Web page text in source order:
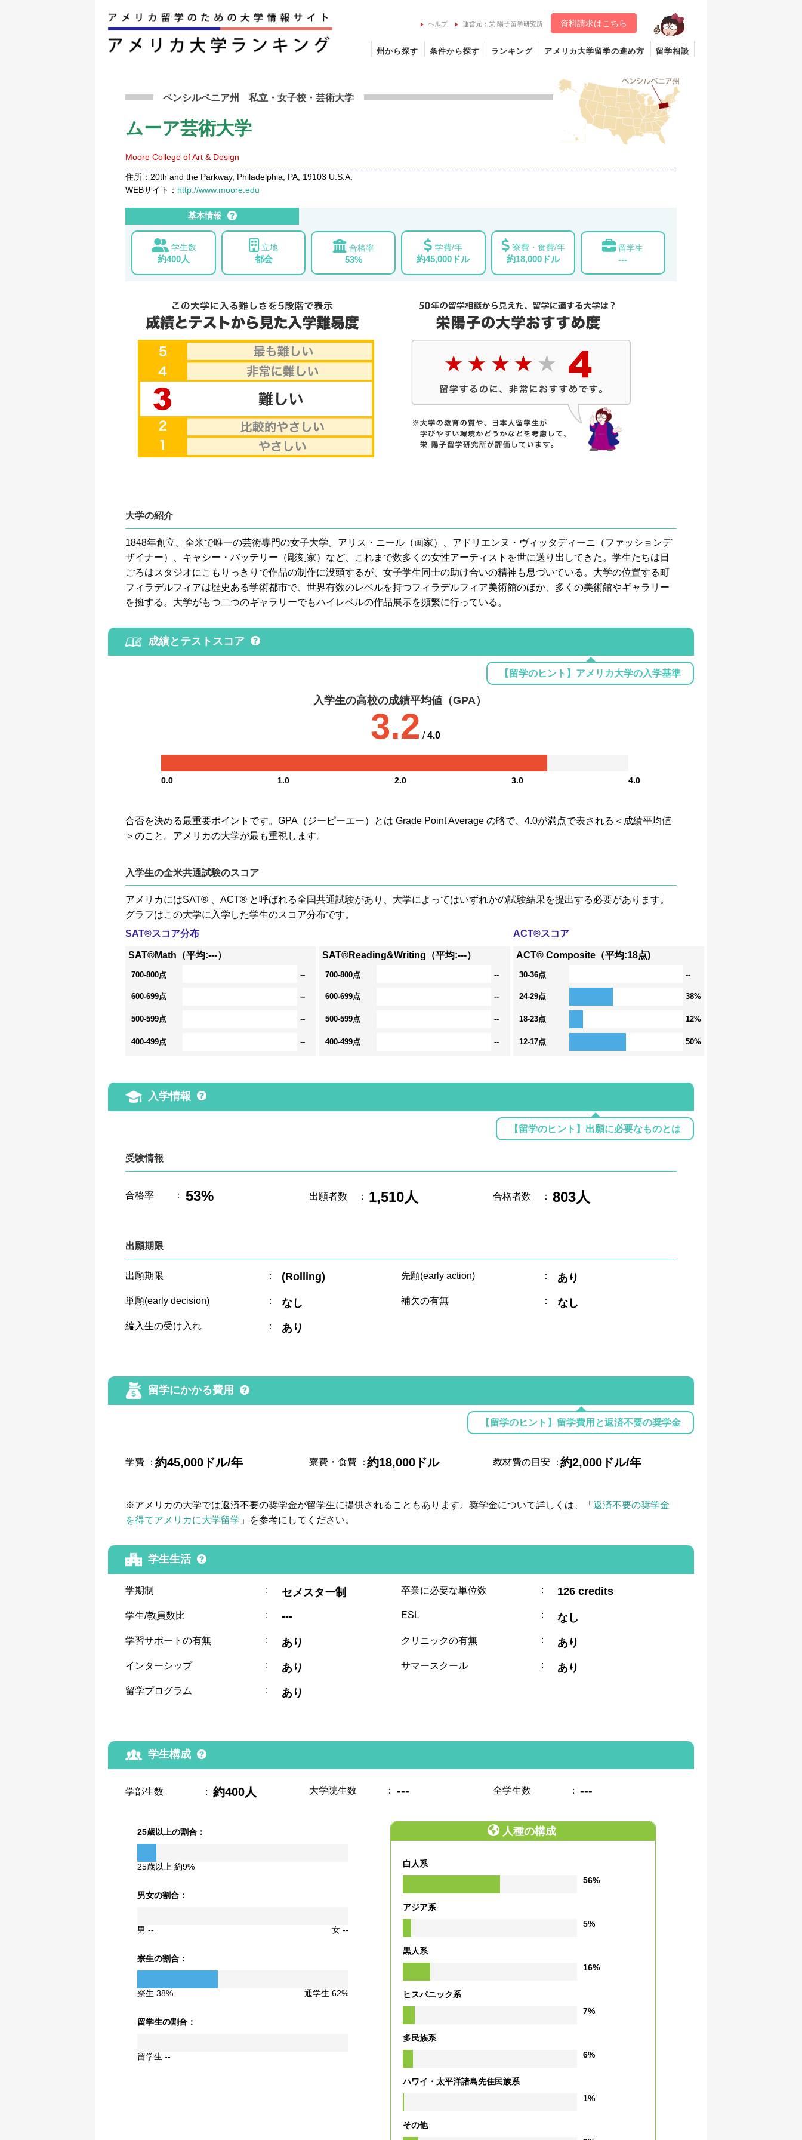
ヘルプ 運営元：栄 陽子留学研究所 資料請求はこちら
州から探す 条件から探す ランキング アメリカ大学留学の進め方 留学相談
ペンシルベニア州私立 ・女子校 ・芸術大学
ムーア芸術大学
Moore College of Art & Design
住所：20th and the Parkway, Philadelphia, PA, 19103 U.S.A.
WEBサイト： http://www.moore.edu
基本情報
学生数
約400人
立地
都会
合格率
53%
学費/年
約45,000ドル
寮費・食費/年
約18,000ドル
留学生
---
大学の紹介
1848年創立。全米で唯一の芸術専門の女子大学。アリス・ニール（画家）、アドリエンヌ・ヴィッタディーニ（ファッションデ
ザイナー）、キャシー・バッテリー（彫刻家）など、これまで数多くの女性アーティストを世に送り出してきた。学生たちは日
ごろはスタジオにこもりっきりで作品の制作に没頭するが、女子学生同士の助け合いの精神も息づいている。大学の位置する町
フィラデルフィアは歴史ある学術都市で、世界有数のレベルを持つフィラデルフィア美術館のほか、多くの美術館やギャラリー
を擁する。大学がもつ二つのギャラリーでもハイレベルの作品展示を頻繁に行っている。
成績とテストスコア
【留学のヒント】アメリカ大学の入学基準
入学生の高校の成績平均値（GPA）
3.2 /4.0
0.0 1.0 2.0 3.0 4.0
合否を決める最重要ポイントです。GPA（ジーピーエー）とは Grade Point Average の略で、4.0が満点で表される＜成績平均値
＞のこと。アメリカの大学が最も重視します。
入学生の全米共通試験のスコア
アメリカにはSAT® 、ACT® と呼ばれる全国共通試験があり、大学によってはいずれかの試験結果を提出する必要があります。
グラフはこの大学に入学した学生のスコア分布です。
SAT®スコア分布
SAT®Math（平均:---）
700-800点 --
600-699点 --
500-599点 --
400-499点 --
SAT®Reading&Writing（平均:---）
700-800点 --
600-699点 --
500-599点 --
400-499点 --
ACT®スコア
ACT® Composite（平均:18点)
30-36点 --
24-29点 38%
18-23点 12%
12-17点 50%
入学情報
【留学のヒント】出願に必要なものとは
受験情報
合格率 ： 53% 出願者数 ： 1,510人 合格者数 ： 803人
出願期限
出願期限 ： (Rolling) 先願(early action) ： あり
単願(early decision) ： なし 補欠の有無 ： なし
編入生の受け入れ ： あり
留学にかかる費用
【留学のヒント】留学費用と返済不要の奨学金
学費 ：約45,000ドル/年 寮費・食費 ：約18,000ドル 教材費の目安 ：約2,000ドル/年
※アメリカの大学では返済不要の奨学金が留学生に提供されることもあります。奨学金について詳しくは、「返済不要の奨学金
を得てアメリカに大学留学 」を参考にしてください。
学生生活
学期制 : セメスター制 卒業に必要な単位数 : 126 credits
学生/教員数比 : --- ESL : なし
学習サポートの有無 : あり クリニックの有無 : あり
インターシップ : あり サマースクール : あり
留学プログラム : あり
学生構成
学部生数 ： 約400人 大学院生数 ： --- 全学生数 ： ---
25歳以上の割合：
25歳以上 約9%
男女の割合：
男 -- 女 --
寮生の割合：
寮生 38% 通学生 62%
留学生の割合：
留学生 --
人種の構成
白人系
56%
アジア系
5%
黒人系
16%
ヒスパニック系
7%
多民族系
6%
ハワイ・太平洋諸島先住民族系
1%
その他